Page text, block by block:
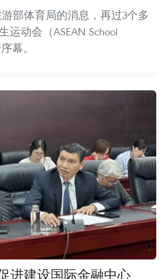
部体育局的消息，再过3个多
运动会（ASEAN School
幕。
进建设国际金融中心